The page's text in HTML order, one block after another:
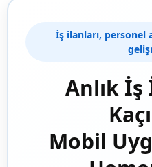
İş ilanları, personel
Anlık İş
Mobil